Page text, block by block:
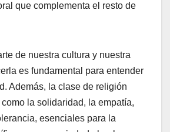
que complementa el resto de
de nuestra cultura y nuestra
es fundamental para entender
Además, la clase de religión
la solidaridad, la empatía,
esenciales para la